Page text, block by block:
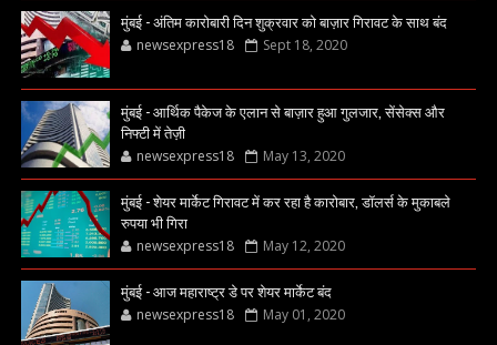
मुंबई - अंतिम कारोबारी दिन शुक्रवार को बाज़ार गिरावट के साथ बंद
newsexpress18 Sept 18, 2020
मुंबई - आर्थिक पैकेज के एलान से बाज़ार हुआ गुलजार, सेंसेक्स और
निफ्टी में तेज़ी
newsexpress18 May 13, 2020
मुंबई - शेयर मार्केट गिरावट में कर रहा है कारोबार, डॉलर्स के मुकाबले
रुपया भी गिरा
newsexpress18 May 12, 2020
मुंबई - आज महाराष्ट्र डे पर शेयर मार्केट बंद
newsexpress18 May 01, 2020